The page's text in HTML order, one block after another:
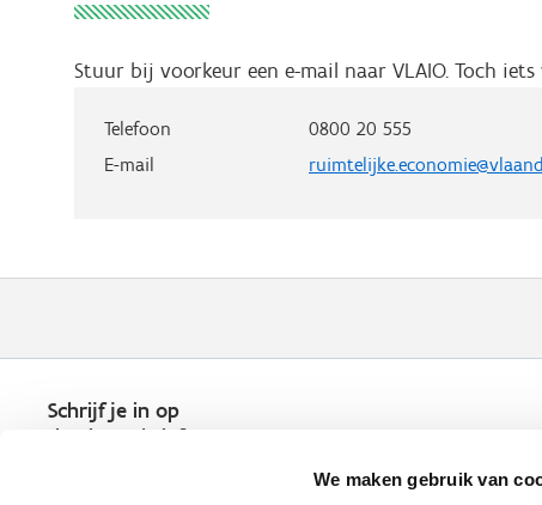
We maken gebruik van
Stuur bij voorkeur een e-mail naar VLAIO. Toch
Telefoon
0800 20 555
E-mail
Schrijf je in op
de nieuwsbrief